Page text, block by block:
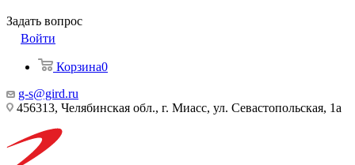
Задать вопрос
Войти
Корзина0
g-s@gird.ru
456313, Челябинская обл., г. Миасс, ул. Севастопольская, 1а